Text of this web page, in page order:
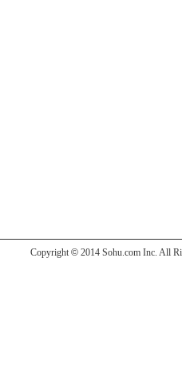
Copyright © 2014 Sohu.com Inc. All